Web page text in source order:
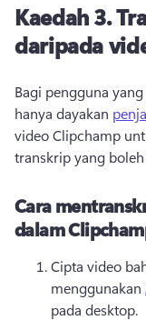
Kaedah 3.
daripada
Bagi pengguna
hanya dayakan
video Clipchamp
transkrip yang
Cara
dalam
Cipta video
menggunakan
pada desktop.